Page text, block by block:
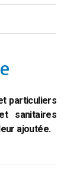
particuliers
sanitaires
ajoutée.